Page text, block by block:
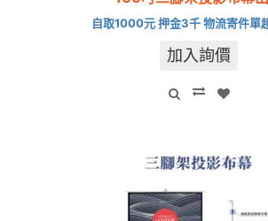
自取1000元 押金3千 物流寄件單
加入詢價